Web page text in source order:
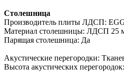
Столешница
Производитель плиты ЛДСП:
Материал столешницы: ЛДСП 25
Парящая столешница: Да
Акустические перегородки:
Высота акустических